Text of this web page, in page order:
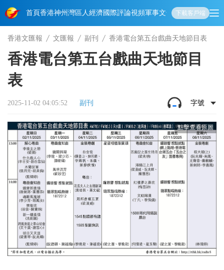
首頁香港神州 灣區人經濟國際評論視頻軍事文化 娛樂生活教育體
下載客戶端
香港文匯報 文匯報 副刊 香港電台第五台戲曲天地節目表
香港電台第五台戲曲天地節目
表
2025-11-02 04:05:52 副刊 字號